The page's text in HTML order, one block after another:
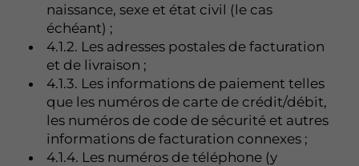
naissance, sexe et état civil (le cas
échéant) ;
4.1.2. Les adresses postales de facturation
et de livraison ;
4.1.3. Les informations de paiement telles
que les numéros de carte de crédit/débit,
les numéros de code de sécurité et autres
informations de facturation connexes ;
4.1.4. Les numéros de téléphone (y